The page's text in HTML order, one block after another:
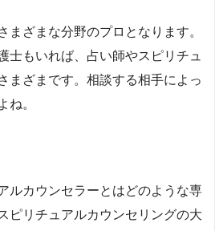
まざまな分野のプロとなります。
士もいれば、占い師やスピリチュ
まざまです。相談する相手によっ
ね。
ルカウンセラーとはどのような専
ピリチュアルカウンセリングの大